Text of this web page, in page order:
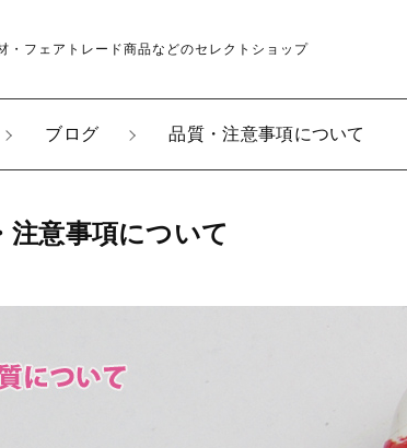
・フェアトレード商品などのセレクトショップ
ブログ 品質・注意事項について
注意事項について
その他